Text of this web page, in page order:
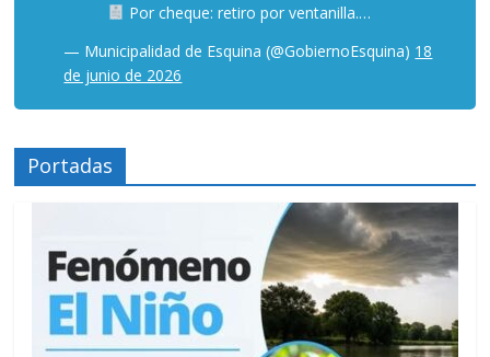
Por cheque: retiro por ventanilla.…
— Municipalidad de Esquina (@GobiernoEsquina) 18
de junio de 2026
Portadas